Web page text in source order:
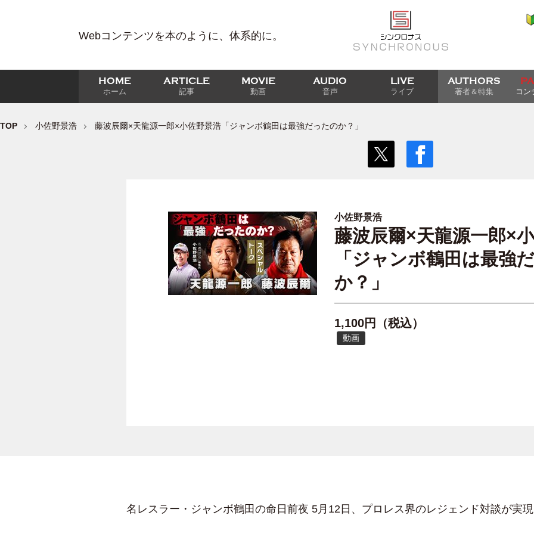
Webコンテンツを本のように、体系的に。
HOME
ホーム
ARTICLE
記事
MOVIE
動画
AUDIO
音声
LIVE
ライブ
AUTHORS
著者＆特集 コン
TOP 小佐野景浩 藤波辰爾×天龍源一郎×小佐野景浩「ジャンボ鶴田は最強だったのか？」
小佐野景浩
藤波辰爾×天龍源一郎×
「ジャンボ鶴田は最強
か？」
1,100円（税込）
動画
名レスラー・ジャンボ鶴田の命日前夜 5月12日、プロレス界のレジェンド対談が実